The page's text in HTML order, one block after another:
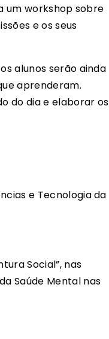
um workshop sobre
e os seus
alunos serão ainda
aprenderam.
do dia e elaborar os
e Tecnologia da
Social”, nas
Saúde Mental nas